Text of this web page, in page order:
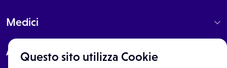
Questo sito utilizza Cookie
Medici
About